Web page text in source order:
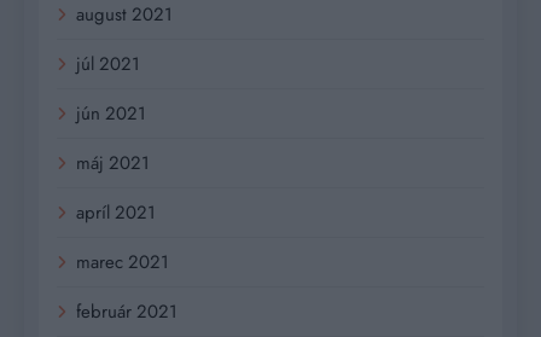
august 2021
júl 2021
jún 2021
máj 2021
apríl 2021
marec 2021
február 2021